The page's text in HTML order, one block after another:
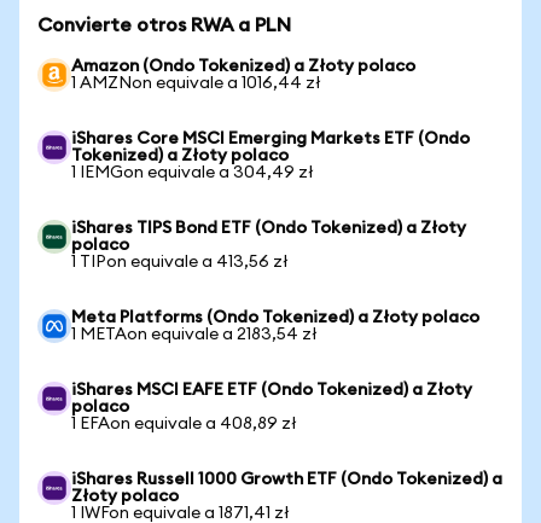
Convierte otros RWA a PLN
Amazon (Ondo Tokenized) a Złoty polaco
1 AMZNon equivale a 1016,44 zł
iShares Core MSCI Emerging Markets ETF (Ondo
Tokenized) a Złoty polaco
1 IEMGon equivale a 304,49 zł
iShares TIPS Bond ETF (Ondo Tokenized) a Złoty
polaco
1 TIPon equivale a 413,56 zł
Meta Platforms (Ondo Tokenized) a Złoty polaco
1 METAon equivale a 2183,54 zł
iShares MSCI EAFE ETF (Ondo Tokenized) a Złoty
polaco
1 EFAon equivale a 408,89 zł
iShares Russell 1000 Growth ETF (Ondo Tokenized) a
Złoty polaco
1 IWFon equivale a 1871,41 zł